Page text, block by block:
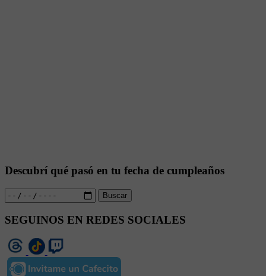
Descubrí qué pasó en tu fecha de cumpleaños
Buscar
SEGUINOS EN REDES SOCIALES